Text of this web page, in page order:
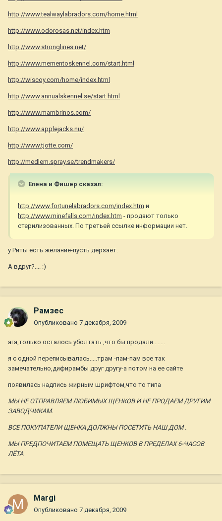
http://www.tealwaylabradors.com/home.html
http://www.odorosas.net/index.htm
http://www.stronglines.net/
http://www.mementoskennel.com/start.html
http://wiscoy.com/home/index.html
http://www.annualskennel.se/start.html
http://www.mambrinos.com/
http://www.applejacks.nu/
http://www.tjotte.com/
http://medlem.spray.se/trendmakers/
Елена и Фишер сказал:
http://www.fortunelabradors.com/index.htm и
http://www.minefalls.com/index.htm - продают только
стерилизованных. По третьей ссылке информации нет.
у Риты есть желание-пусть дерзает.
А вдруг?.... :)
Рамзес
Опубликовано 7 декабря, 2009
ага,только осталось уболтать ,что бы продали........
я с одной переписывалась.....трам -пам-пам все так
замечательно,дифирамбы друг другу-а потом на ее сайте
появилась надпись жирным шрифтом,что то типа
МЫ НЕ ОТПРАВЛЯЕМ ЛЮБИМЫХ ЩЕНКОВ И НЕ ПРОДАЕМ ДРУГИМ
ЗАВОДЧИКАМ.
ВСЕ ПОКУПАТЕЛИ ЩЕНКА ДОЛЖНЫ ПОСЕТИТЬ НАШ ДОМ .
МЫ ПРЕДПОЧИТАЕМ ПОМЕЩАТЬ ЩЕНКОВ В ПРЕДЕЛАХ 6-ЧАСОВ
ЛЁТА
Margi
Опубликовано 7 декабря, 2009